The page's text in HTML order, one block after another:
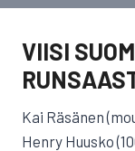
VIISI
Kai Räsänen
Henry Huusko